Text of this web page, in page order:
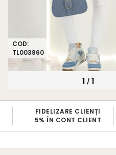
COD:
TL003860
1 /1
FIDELIZARE CLIENȚI
5% ÎN CONT CLIENT